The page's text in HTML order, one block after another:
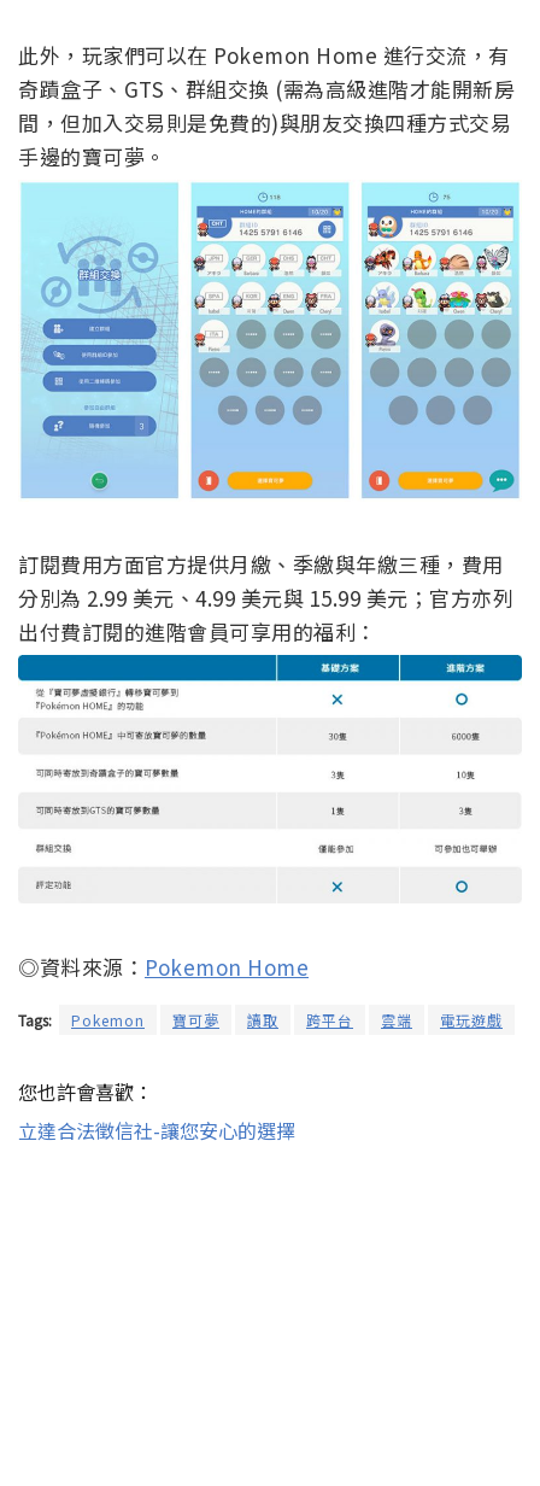
此外，玩家們可以在 Pokemon Home 進行交流，有
奇蹟盒子、GTS、群組交換 (需為高級進階才能開新房
間，但加入交易則是免費的)與朋友交換四種方式交易
手邊的寶可夢。
訂閱費用方面官方提供月繳、季繳與年繳三種，費用
分別為 2.99 美元、4.99 美元與 15.99 美元；官方亦列
出付費訂閱的進階會員可享用的福利：
◎資料來源： Pokemon Home
Tags: Pokemon 寶可夢 讀取 跨平台 雲端 電玩遊戲
您也許會喜歡：
立達合法徵信社-讓您安心的選擇